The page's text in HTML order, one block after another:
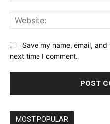
Save my name, email,
next time I comment.
MOST POPULAR